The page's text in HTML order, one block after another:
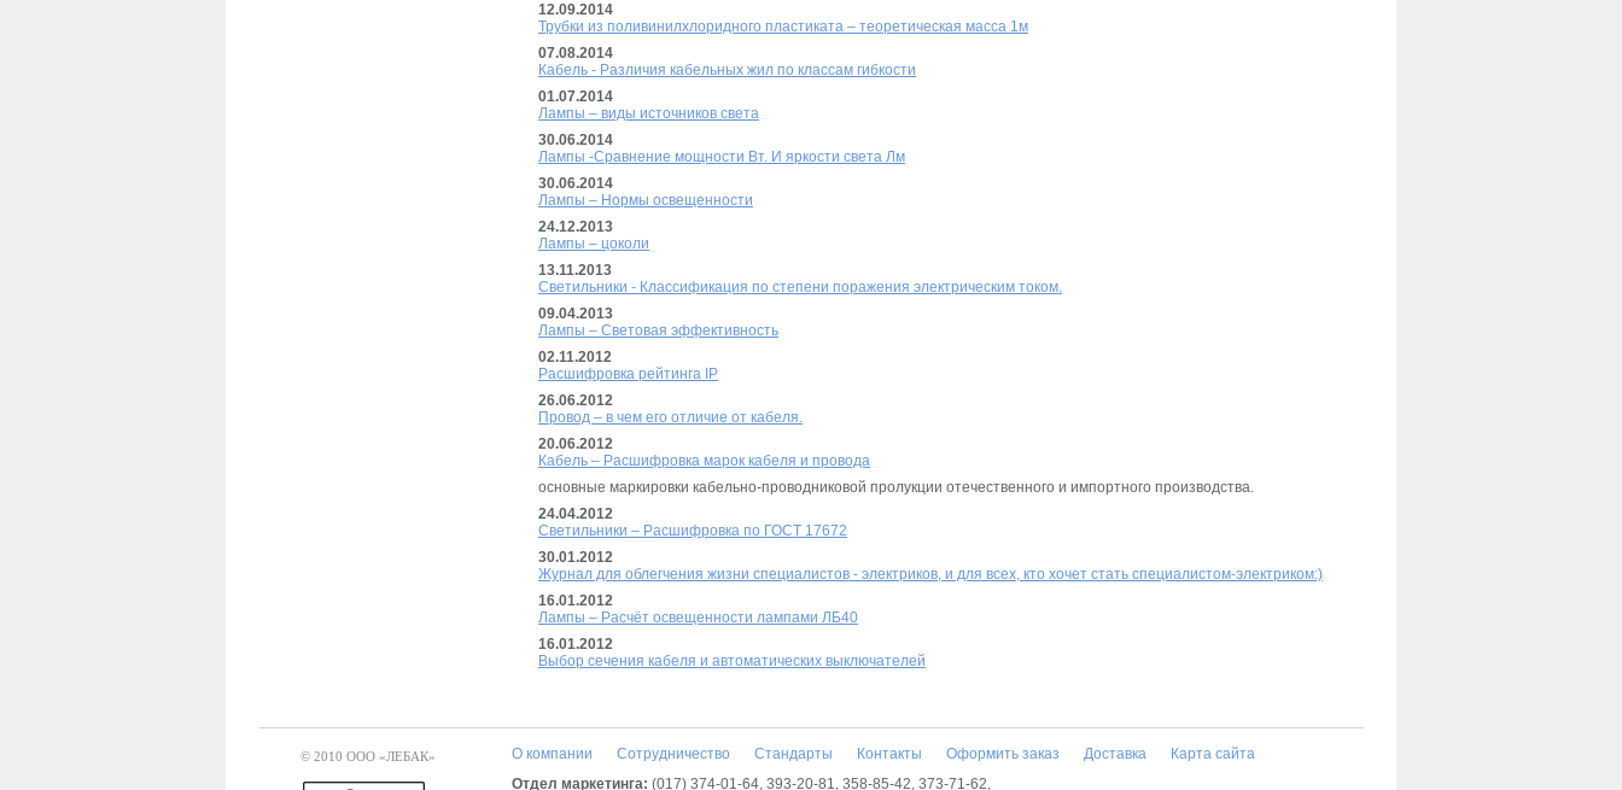
12.09.2014
Трубки из поливинилхлоридного пластиката – теоретическая масса 1м
07.08.2014
Кабель - Различия кабельных жил по классам гибкости
01.07.2014
Лампы – виды источников света
30.06.2014
Лампы -Сравнение мощности Вт. И яркости света Лм
30.06.2014
Лампы – Нормы освещенности
24.12.2013
Лампы – цоколи
13.11.2013
Светильники - Классификация по степени поражения электрическим током.
09.04.2013
Лампы – Световая эффективность
02.11.2012
Расшифровка рейтинга IP
26.06.2012
Провод – в чем его отличие от кабеля.
20.06.2012
Кабель – Расшифровка марок кабеля и провода
основные маркировки кабельно-проводниковой пролукции отечественного и импортного производства.
24.04.2012
Светильники – Расшифровка по ГОСТ 17672
30.01.2012
Журнал для облегчения жизни специалистов - электриков, и для всех, кто хочет стать специалистом-электриком:)
16.01.2012
Лампы – Расчёт освещенности лампами ЛБ40
16.01.2012
Выбор сечения кабеля и автоматических выключателей
© 2010 ООО «ЛЕБАК» О компании Сотрудничество Стандарты Контакты Оформить заказ Доставка
Карта сайта
Отдел маркетинга: (017) 374-01-64, 393-20-81, 358-85-42, 373-71-62,